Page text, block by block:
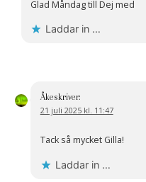
Glad Måndag till Dej med
Laddar in …
Åkeskriver:
21 juli 2025 kl. 11:47
Tack så mycket Gilla!
Laddar in …